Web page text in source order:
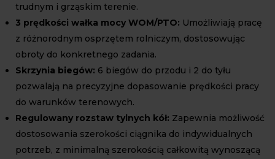
trudnym i grząskim terenie.
3 prędkości wałka mocy WOM/PTO: Umożliwiają pracę
z różnorodnym osprzętem rolniczym, dostosowując
obroty do konkretnego zadania.
Skrzynia biegów: 6 biegów do przodu i 2 do tyłu
pozwalają na precyzyjne dopasowanie prędkości pracy
do warunków terenowych.
Regulowany rozstaw tylnych kół: Zapewnia możliwość
dostosowania szerokości ciągnika do indywidualnych
potrzeb, z minimalną szerokością całkowitą wynoszącą